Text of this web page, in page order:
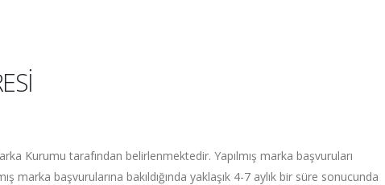
Kurumu tarafından belirlenmektedir. Yapılmış marka başvuruları
marka başvurularına bakıldığında yaklaşık 4-7 aylık bir süre sonucunda